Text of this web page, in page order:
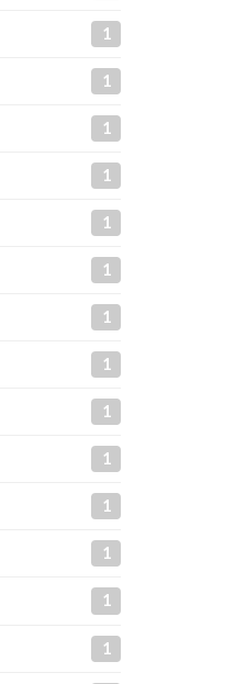
1
1
1
1
1
1
1
1
1
1
1
1
1
1